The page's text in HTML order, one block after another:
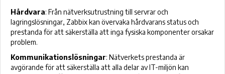
Hårdvara: Från nätverksutrustning till servrar och
lagringslösningar, Zabbix kan övervaka hårdvarans status och
prestanda för att säkerställa att inga fysiska komponenter orsakar
problem.
Kommunikationslösningar: Nätverkets prestanda är
avgörande för att säkerställa att alla delar av IT-miljön kan